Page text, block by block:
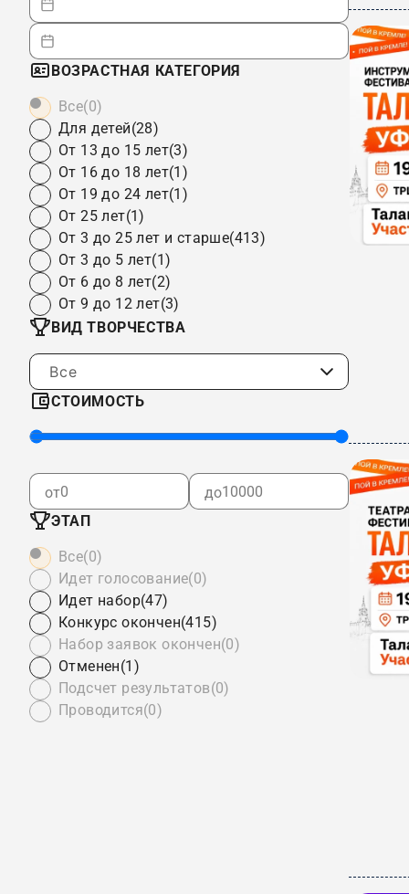
ВОЗРАСТНАЯ КАТЕГОРИЯ
Все(0)
Для детей(28)
От 13 до 15 лет(3)
От 16 до 18 лет(1)
От 19 до 24 лет(1)
От 25 лет(1)
От 3 до 25 лет и старше(413)
От 3 до 5 лет(1)
От 6 до 8 лет(2)
От 9 до 12 лет(3)
ВИД ТВОРЧЕСТВА
Все
СТОИМОСТЬ
от
до
ЭТАП
Все(0)
Идет голосование(0)
Идет набор(47)
Конкурс окончен(415)
Набор заявок окончен(0)
Отменен(1)
Подсчет результатов(0)
Проводится(0)